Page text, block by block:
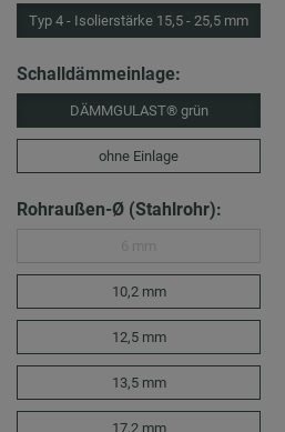
Typ 4 - Isolierstärke 15,5 - 25,5 mm
Schalldämmeinlage:
DÄMMGULAST® grün
ohne Einlage
Rohraußen-Ø (Stahlrohr):
10,2 mm
12,5 mm
13,5 mm
17,2 mm